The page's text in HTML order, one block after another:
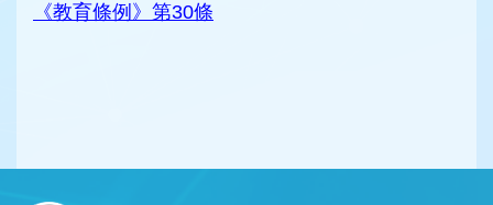
《教育條例》第30條